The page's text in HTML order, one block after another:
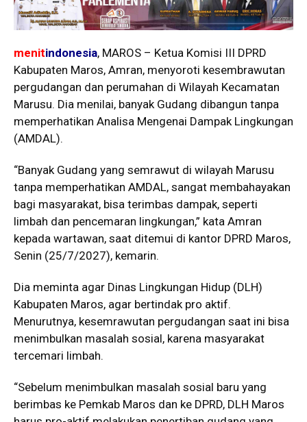
menitindonesia, MAROS – Ketua Komisi III DPRD
Kabupaten Maros, Amran, menyoroti kesembrawutan
pergudangan dan perumahan di Wilayah Kecamatan
Marusu. Dia menilai, banyak Gudang dibangun tanpa
memperhatikan Analisa Mengenai Dampak Lingkungan
(AMDAL).
“Banyak Gudang yang semrawut di wilayah Marusu
tanpa memperhatikan AMDAL, sangat membahayakan
bagi masyarakat, bisa terimbas dampak, seperti
limbah dan pencemaran lingkungan,” kata Amran
kepada wartawan, saat ditemui di kantor DPRD Maros,
Senin (25/7/2027), kemarin.
Dia meminta agar Dinas Lingkungan Hidup (DLH)
Kabupaten Maros, agar bertindak pro aktif.
Menurutnya, kesemrawutan pergudangan saat ini bisa
menimbulkan masalah sosial, karena masyarakat
tercemari limbah.
“Sebelum menimbulkan masalah sosial baru yang
berimbas ke Pemkab Maros dan ke DPRD, DLH Maros